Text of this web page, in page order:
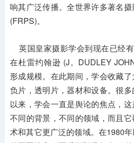
响其广泛传播。全世界许多著名
(FRPS)。
英国皇家摄影学会到现在已经
在杜雷约翰逊 (J。DUDLEY
形成规模。在此期间，学会收藏了
负片，透明片，器材和设备。很
以来，学会一直是舆论的焦点，
不同的背景，不同的领域，而且
术和其它更广泛的领域。在1980